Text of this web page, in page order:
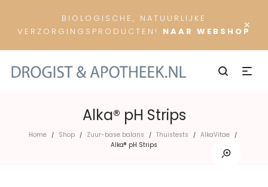
×
BIOLOGISCHE, NATUURLIJKE
VERZORGINGSPRODUCTEN! NAAR WEBSHOP
Alka® pH Strips
Home / Shop / Zuur-base balans / Thuistests / AlkaVitae /
Alka® pH Strips